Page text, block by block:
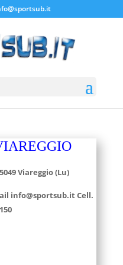
Viareggio (Lu)
info@sportsub.itCell.